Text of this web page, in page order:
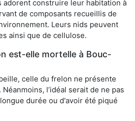
adorent construire leur habitation à
de composants recueillis de
Leurs nids peuvent
ainsi que de cellulose.
est-elle mortelle à Bouc-
celle du frelon ne présente
l’idéal serait de ne pas
durée ou d'avoir été piqué